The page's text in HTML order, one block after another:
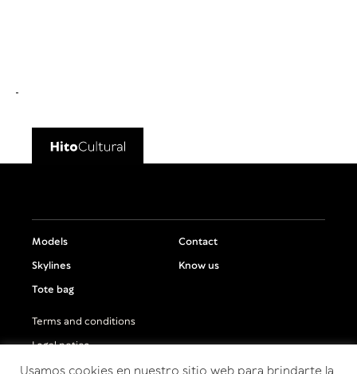
Models
Skylines
Tote bag
Contact
Know us
Terms and conditions
Legal notice
Privacy policy